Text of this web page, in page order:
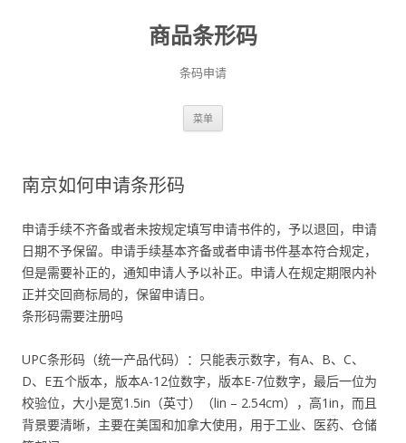
商品条形码
条码申请
菜单
南京如何申请条形码
申请手续不齐备或者未按规定填写申请书件的，予以退回，申请
日期不予保留。申请手续基本齐备或者申请书件基本符合规定，
但是需要补正的，通知申请人予以补正。申请人在规定期限内补
正并交回商标局的，保留申请日。
条形码需要注册吗
UPC条形码（统一产品代码）：只能表示数字，有A、B、C、
D、E五个版本，版本A-12位数字，版本E-7位数字，最后一位为
校验位，大小是宽1.5in（英寸）（lin – 2.54cm），高1in，而且
背景要清晰，主要在美国和加拿大使用，用于工业、医药、仓储